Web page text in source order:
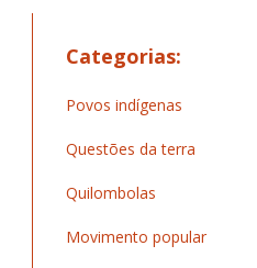
Categorias:
Povos indígenas
Questões da terra
Quilombolas
Movimento popular